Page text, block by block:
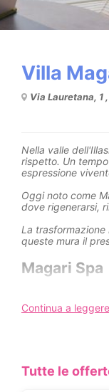
Villa
Via Lauretana, 1
Nella valle
rispetto. Un
espressione
Oggi noto come
dove rigenerarsi,
La
queste mura il
Magari Spa
Rilassatevi e
Continua a leggere
Tutte le